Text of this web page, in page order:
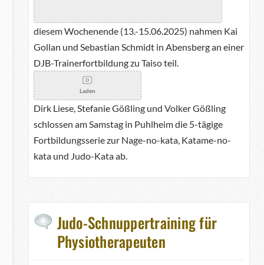
diesem Wochenende (13.-15.06.2025) nahmen Kai
Gollan und Sebastian Schmidt in Abensberg an einer
DJB-Trainerfortbildung zu Taiso teil.
Laden
Dirk Liese, Stefanie Gößling und Volker Gößling
schlossen am Samstag in Puhlheim die 5-tägige
Fortbildungsserie zur Nage-no-kata, Katame-no-
kata und Judo-Kata ab.
Judo-Schnuppertraining für
Physiotherapeuten